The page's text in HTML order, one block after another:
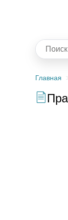
Главная